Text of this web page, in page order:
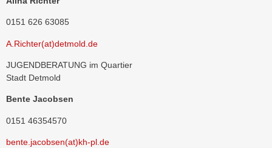
0151 626 63085
A.Richter(at)detmold.de
JUGENDBERATUNG im Quartier
Stadt Detmold
Bente Jacobsen
0151 46354570
bente.jacobsen(at)kh-pl.de